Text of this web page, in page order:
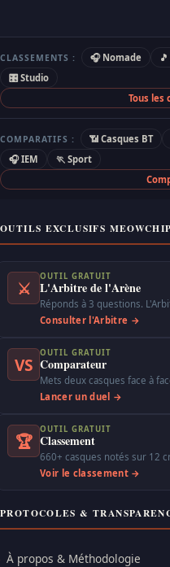
CLASSEMENTS : 🎧 Nomade
🎛 Studio
Tous les
COMPARATIFS : 📶 Casques BT
🎧 IEM
🏃 Sport
OUTILS EXCLUSIFS MEOWCHIP
⚔
OUTIL GRATUIT
L'Arbitre de l'Arène
Réponds à 3 questions.
Consulter l'Arbitre →
VS
OUTIL GRATUIT
Comparateur
Mets deux casques face à
Lancer un duel →
🏆
OUTIL GRATUIT
Classement
660+ casques notés sur 12
Voir le classement →
PROTOCOLES &
À propos & Méthodologie